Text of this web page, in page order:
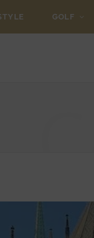
GOLF